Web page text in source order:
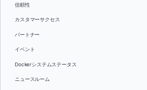
信頼性
カスタマーサクセス
パートナー
イベント
Dockerシステムステータス
ニュースルーム